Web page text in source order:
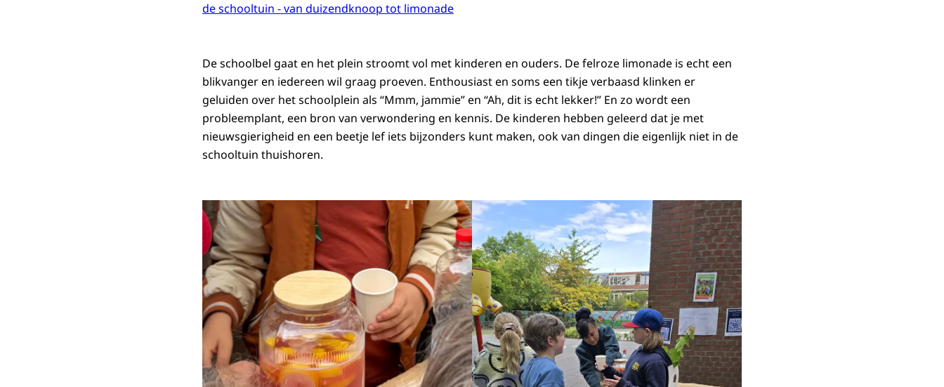
de schooltuin - van duizendknoop tot limonade
De schoolbel gaat en het plein stroomt vol met kinderen en ouders. De felroze limonade is echt een
blikvanger en iedereen wil graag proeven. Enthousiast en soms een tikje verbaasd klinken er
geluiden over het schoolplein als “Mmm, jammie” en “Ah, dit is echt lekker!” En zo wordt een
probleemplant, een bron van verwondering en kennis. De kinderen hebben geleerd dat je met
nieuwsgierigheid en een beetje lef iets bijzonders kunt maken, ook van dingen die eigenlijk niet in de
schooltuin thuishoren.